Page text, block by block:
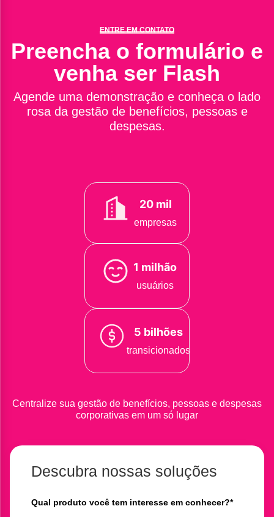
ENTRE EM CONTATO
Preencha o formulário e
venha ser Flash
Agende uma demonstração e conheça o lado
rosa da gestão de benefícios, pessoas e
despesas.
20 mil
empresas
1 milhão
usuários
5 bilhões
transicionados
Centralize sua gestão de benefícios, pessoas e despesas
corporativas em um só lugar
Descubra nossas soluções
Qual produto você tem interesse em conhecer?*